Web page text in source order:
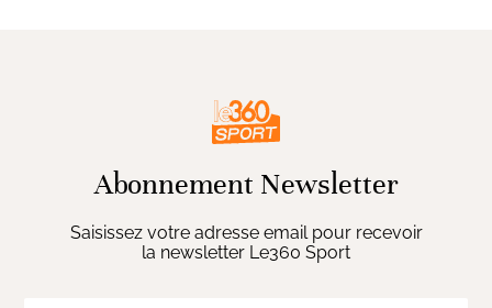
Abonnement Newsletter
Saisissez votre adresse email pour recevoir
la newsletter Le360 Sport